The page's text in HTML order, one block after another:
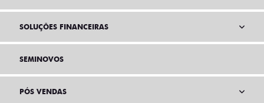
SOLUÇÕES FINANCEIRAS
SEMINOVOS
PÓS VENDAS